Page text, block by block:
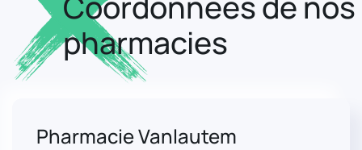
pharmacies
Pharmacie Vanlautem